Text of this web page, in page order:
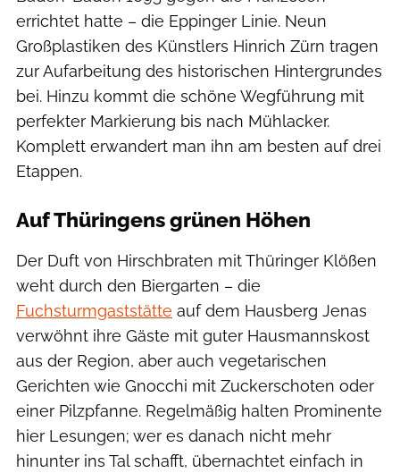
errichtet hatte – die Eppinger Linie. Neun
Großplastiken des Künstlers Hinrich Zürn tragen
zur Aufarbeitung des historischen Hintergrundes
bei. Hinzu kommt die schöne Wegführung mit
perfekter Markierung bis nach Mühlacker.
Komplett erwandert man ihn am besten auf drei
Etappen.
Auf Thüringens grünen Höhen
Der Duft von Hirschbraten mit Thüringer Klößen
weht durch den Biergarten – die
Fuchsturmgaststätte auf dem Hausberg Jenas
verwöhnt ihre Gäste mit guter Hausmannskost
aus der Region, aber auch vegetarischen
Gerichten wie Gnocchi mit Zuckerschoten oder
einer Pilzpfanne. Regelmäßig halten Prominente
hier Lesungen; wer es danach nicht mehr
hinunter ins Tal schafft, übernachtet einfach in